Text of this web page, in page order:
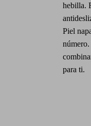
hebilla.
Piel
número.
para ti.